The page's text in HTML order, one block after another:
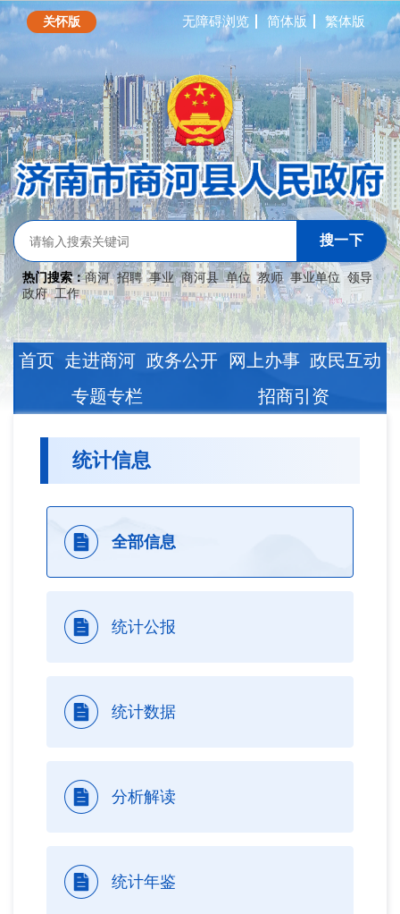
关怀版 无障碍浏览 简体版 繁体版
搜一下
热门搜索：商河 招聘 事业 商河县 单位 教师 事业单位 领导
政府 工作
首页 走进商河 政务公开 网上办事 政民互动
专题专栏
招商引资
统计信息
全部信息
统计公报
统计数据
分析解读
统计年鉴